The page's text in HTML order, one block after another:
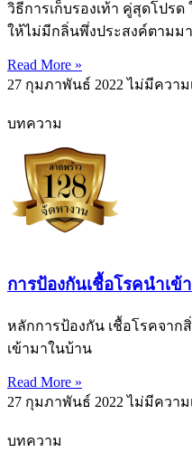
วิธีการเก็บรองเท้า คู่สุดโปร
ให้ไม่มีกลิ่นพึ่งประสงค์ตามมา
Read More »
27 กุมภาพันธ์ 2022ไม่มีความ
บทความ
การป้องกันเชื้อโรคนำเข้
หลักการป้องกัน เชื้อโรคจาก
เข้ามาในบ้าน
Read More »
27 กุมภาพันธ์ 2022ไม่มีความ
บทความ